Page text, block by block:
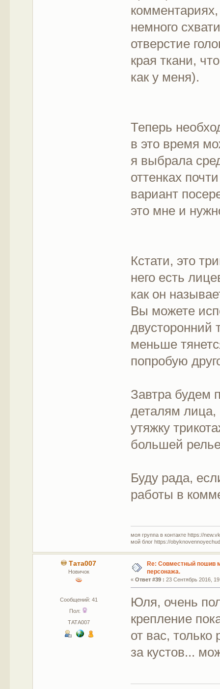
немного
отверстие
края ткани,
как у меня).
Теперь
в это время
я выбрала
оттенках
вариант
это мне и
Кстати, это
него есть
как он
Вы можете
двусторонний
меньше
попробую
Завтра будем
деталям лица,
утяжку
большей
Буду рада,
работы в
моя группа в контакте https://
мой блог https://
Тата007
Новичок
Сообщений: 41
Пол:
ТАТА007
Re: Совместный пошив
персонажа.
«Ответ #39 : 23 Сентябрь 2016,
Юля, очень
крепление
от вас,
за кустов...